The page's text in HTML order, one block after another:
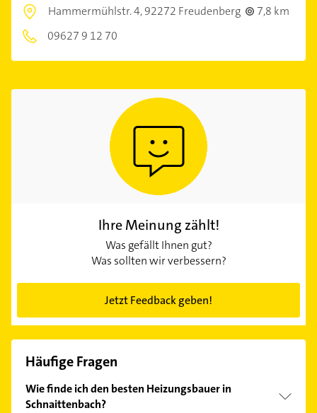
Hammermühlstr. 4,92272 Freudenberg
7,8 km
09627 9 12 70
Ihre Meinung zählt!
Was gefällt Ihnen gut?
Was sollten wir verbessern?
Jetzt Feedback geben!
Häufige Fragen
Wie finde ich den besten Heizungsbauer in
Schnaittenbach?